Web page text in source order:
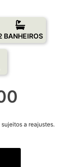
BANHEIROS
a reajustes.